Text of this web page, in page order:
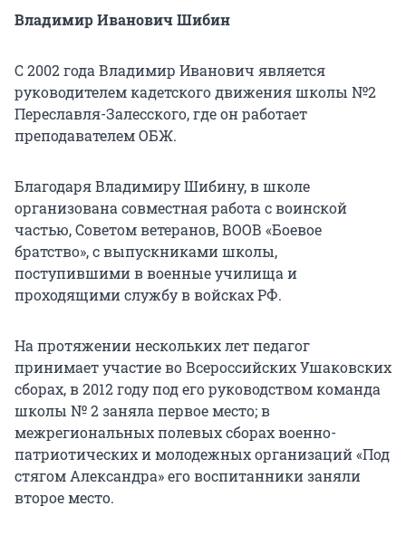
Владимир Иванович Шибин
С 2002 года Владимир Иванович является
руководителем кадетского движения школы №2
Переславля-Залесского, где он работает
преподавателем ОБЖ.
Благодаря Владимиру Шибину, в школе
организована совместная работа с воинской
частью, Советом ветеранов, ВООВ «Боевое
братство», с выпускниками школы,
поступившими в военные училища и
проходящими службу в войсках РФ.
На протяжении нескольких лет педагог
принимает участие во Всероссийских Ушаковских
сборах, в 2012 году под его руководством команда
школы № 2 заняла первое место; в
межрегиональных полевых сборах военно-
патриотических и молодежных организаций «Под
стягом Александра» его воспитанники заняли
второе место.